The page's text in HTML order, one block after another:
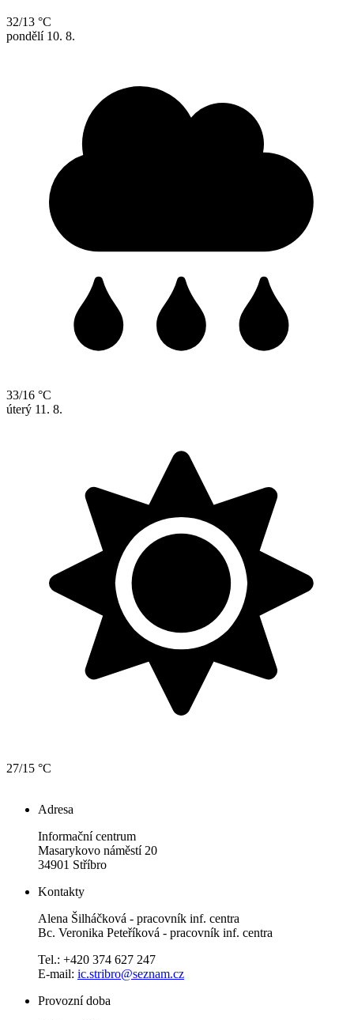
32/13 °C
pondělí 10. 8.
33/16 °C
úterý 11. 8.
27/15 °C
Adresa
Informační centrum
Masarykovo náměstí 20
34901 Stříbro
Kontakty
Alena Šilháčková - pracovník inf. centra
Bc. Veronika Peteříková - pracovník inf. centra
Tel.: +420 374 627 247
E-mail: ic.stribro@seznam.cz
Provozní doba